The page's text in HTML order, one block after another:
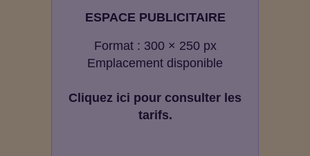
ESPACE PUBLICITAIRE
Format : 300 × 250 px
Emplacement disponible
Cliquez ici pour consulter les
tarifs.